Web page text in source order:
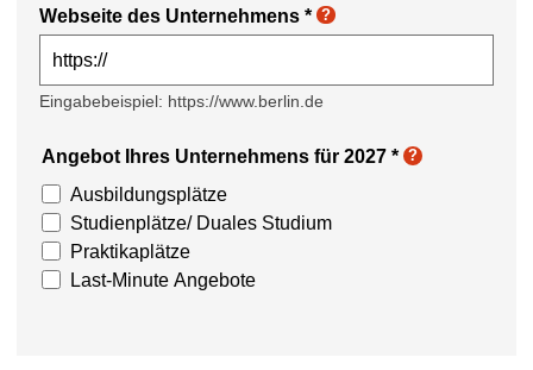
Webseite des Unternehmens * ?
Eingabebeispiel: https://www.berlin.de
Angebot Ihres Unternehmens für 2027 * ?
Ausbildungsplätze
Studienplätze/ Duales Studium
Praktikaplätze
Last-Minute Angebote